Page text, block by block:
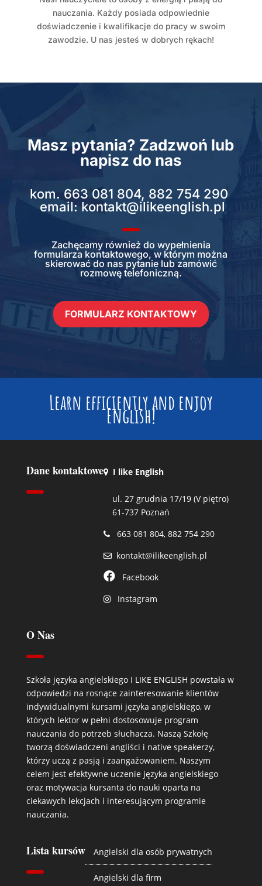
nauczania. Każdy posiada odpowiednie
doświadczenie i kwalifikacje do pracy w swoim
zawodzie. U nas jesteś w dobrych rękach!
Masz pytania? Zadzwoń lub
napisz do nas
kom. 663 081 804, 882 754 290
email: kontakt@ilikeenglish.pl
Zachęcamy również do wypełnienia
formularza kontaktowego, w którym można
skierować do nas pytanie lub zamówić
rozmowę telefoniczną.
FORMULARZ KONTAKTOWY
Learn efficiently and enjoy
English!
Dane kontaktowe I like English
ul. 27 grudnia 17/19 (V piętro)
61-737 Poznań
663 081 804, 882 754 290
kontakt@ilikeenglish.pl
Facebook
Instagram
O Nas
Szkoła języka angielskiego I LIKE ENGLISH powstała w
odpowiedzi na rosnące zainteresowanie klientów
indywidualnymi kursami języka angielskiego, w
których lektor w pełni dostosowuje program
nauczania do potrzeb słuchacza. Naszą Szkołę
tworzą doświadczeni angliści i native speakerzy,
którzy uczą z pasją i zaangażowaniem. Naszym
celem jest efektywne uczenie języka angielskiego
oraz motywacja kursanta do nauki oparta na
ciekawych lekcjach i interesującym programie
nauczania.
Lista kursów Angielski dla osób prywatnych
Angielski dla firm